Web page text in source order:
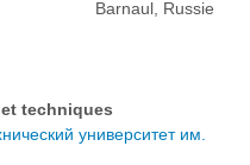
Barnaul, Russie
techniques
университет им.